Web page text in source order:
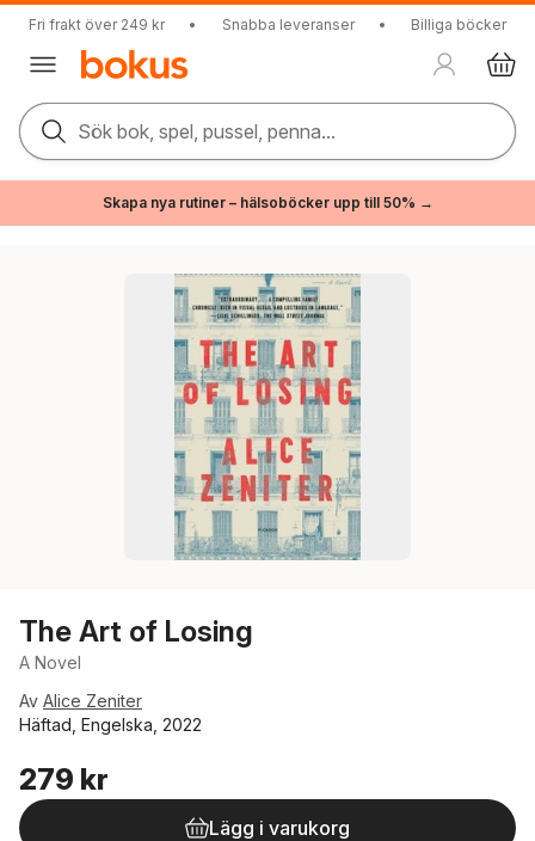
Fri frakt över 249 kr • Snabba leveranser • Billiga böcker
Sök bok, spel, pussel, penna...
Skapa nya rutiner – hälsoböcker upp till 50% →
The Art of Losing
A Novel
Av Alice Zeniter
Häftad, Engelska, 2022
279 kr
Lägg i varukorg